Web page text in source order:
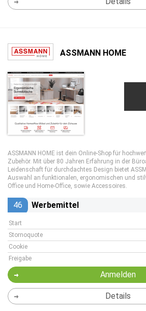
ASSMANN HOME
ASSMANN HOME ist dein Online-Shop für
Zubehör. Mit über 80 Jahren Erfahrung in der
Leidenschaft für durchdachtes Design bietet
Auswahl an funktionalen, ergonomischen und
Office und Home-Office, sowie Accessoires.
46 Werbemittel
Start
Stornoquote
Cookie
Freigabe
Anmelden
Details